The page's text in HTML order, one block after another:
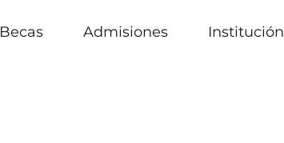
Becas Admisiones Institución